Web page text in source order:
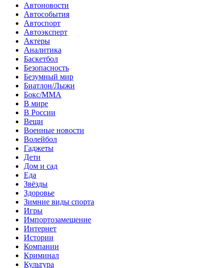
Автоновости
Автособытия
Автоспорт
Автоэксперт
Актеры
Аналитика
Баскетбол
Безопасность
Безумный мир
Биатлон/Лыжи
Бокс/MMA
В мире
В России
Вещи
Военные новости
Волейбол
Гаджеты
Дети
Дом и сад
Еда
Звёзды
Здоровье
Зимние виды спорта
Игры
Импортозамещение
Интернет
Истории
Компании
Криминал
Культура